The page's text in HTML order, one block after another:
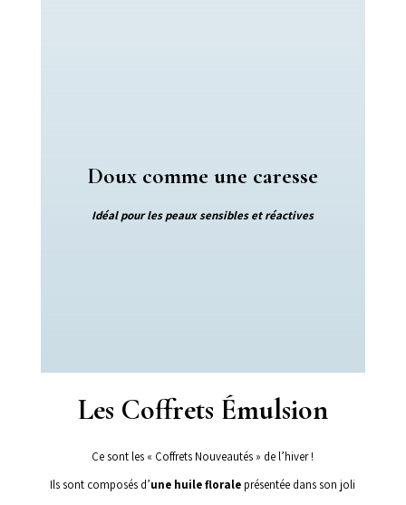
Doux comme une caresse
Idéal pour les peaux sensibles et réactives
Les Coffrets Émulsion
Ce sont les « Coffrets Nouveautés » de l’hiver !
Ils sont composés d’une huile florale présentée dans son joli